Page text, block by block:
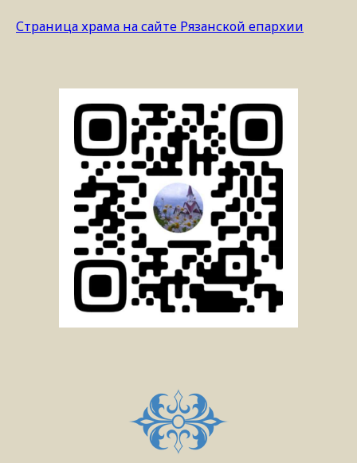
Страница храма на сайте Рязанской епархии